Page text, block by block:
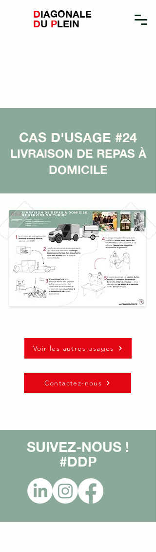
DIAGONALE
DU PLEIN
CAS D'USAGE #24
LIVRAISON DE REPAS À
DOMICILE
Voir les autres usages
Contactez-nous
SUIVEZ-NOUS !
#DDP